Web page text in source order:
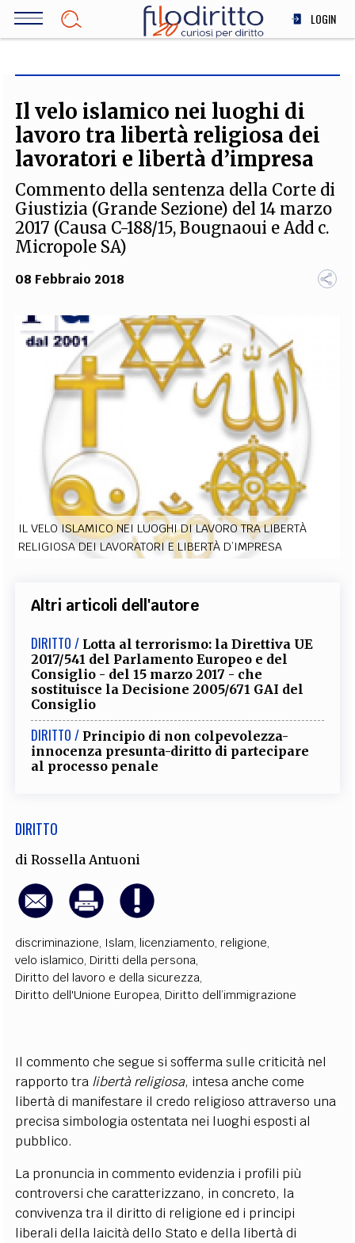
Salta
LOGIN
SOCIETÀ
MEDICINA
SCIENZA
INNOVAZIONE
ALTRO
FOTOGRAFI PARTNER COLLABORA CON NOI
EXTRA
CODICI RUBRICHE LIBRI PROCEEDINGS PUBBLICITÀ CONTATTI
SOCIAL MEDIA
Il velo islamico nei luoghi di
lavoro tra libertà religiosa dei
lavoratori e libertà d’impresa
Commento della sentenza della Corte di
Giustizia (Grande Sezione) del 14 marzo
2017 (Causa C-188/15, Bougnaoui e Add c.
Micropole SA)
08 Febbraio 2018
IL VELO ISLAMICO NEI LUOGHI DI LAVORO TRA LIBERTÀ
RELIGIOSA DEI LAVORATORI E LIBERTÀ D’IMPRESA
Altri articoli dell'autore
DIRITTO / Lotta al terrorismo: la Direttiva UE
2017/541 del Parlamento Europeo e del
Consiglio - del 15 marzo 2017 - che
sostituisce la Decisione 2005/671 GAI del
Consiglio
DIRITTO / Principio di non colpevolezza-
innocenza presunta-diritto di partecipare
al processo penale
DIRITTO
diRossella Antuoni
discriminazione, Islam, licenziamento, religione,
velo islamico, Diritti della persona,
Diritto del lavoro e della sicurezza,
Diritto dell'Unione Europea, Diritto dell’immigrazione
Il commento che segue si sofferma sulle criticità nel
rapporto tra libertà religiosa, intesa anche come
libertà di manifestare il credo religioso attraverso una
precisa simbologia ostentata nei luoghi esposti al
pubblico.
La pronuncia in commento evidenzia i profili più
controversi che caratterizzano, in concreto, la
convivenza tra il diritto di religione ed i principi
liberali della laicità dello Stato e della libertà di